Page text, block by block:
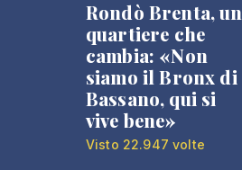
Rondò Brenta, un
quartiere che
cambia: «Non
siamo il Bronx di
Bassano, qui si
vive bene»
Visto 22.947 volte